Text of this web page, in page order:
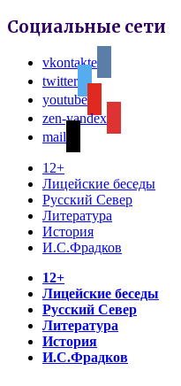
Социальные сети
vkontakte
twitter
youtube
zen-yandex
mail
12+
Лицейские беседы
Русский Север
Литература
История
И.С.Фрадков
12+
Лицейские беседы
Русский Север
Литература
История
И.С.Фрадков